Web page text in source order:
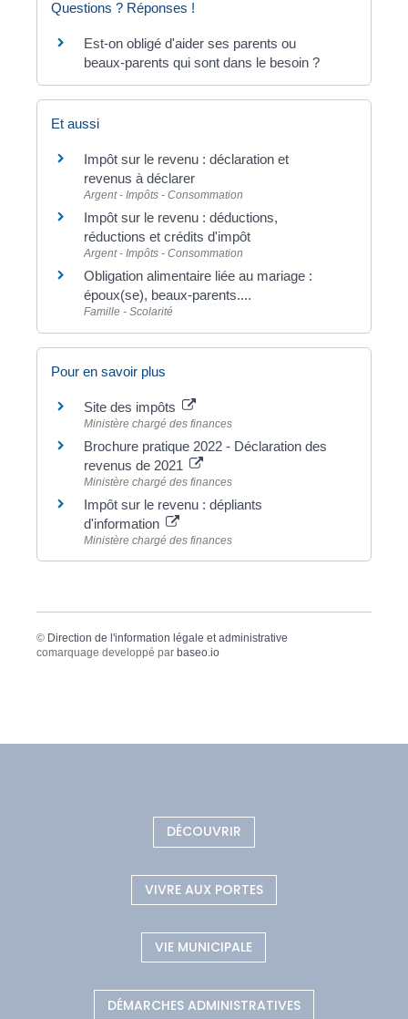
Questions ? Réponses !
Est-on obligé d'aider ses parents ou
beaux-parents qui sont dans le besoin ?
Et aussi
Impôt sur le revenu : déclaration et
revenus à déclarer
Argent - Impôts - Consommation
Impôt sur le revenu : déductions,
réductions et crédits d'impôt
Argent - Impôts - Consommation
Obligation alimentaire liée au mariage :
époux(se), beaux-parents....
Famille - Scolarité
Pour en savoir plus
Site des impôts
Ministère chargé des finances
Brochure pratique 2022 - Déclaration des
revenus de 2021
Ministère chargé des finances
Impôt sur le revenu : dépliants
d'information
Ministère chargé des finances
© Direction de l'information légale et administrative
comarquage developpé par baseo.io
DÉCOUVRIR
VIVRE AUX PORTES
VIE MUNICIPALE
DÉMARCHES ADMINISTRATIVES